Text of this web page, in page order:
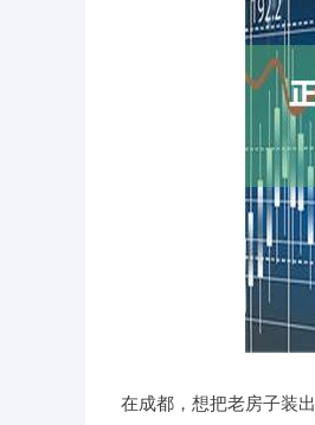
在成都，想把老房子装